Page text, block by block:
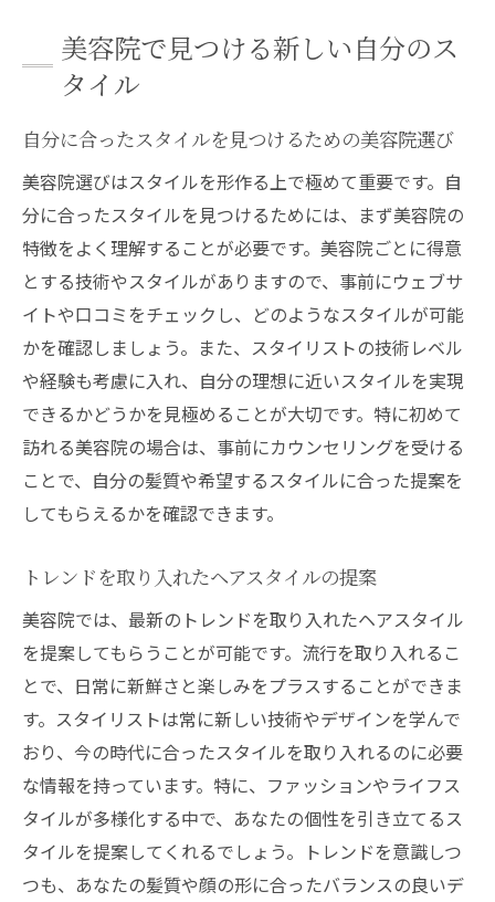
スタイリストとのコミュニケーションで理
想のスタイルを実現
美容院を活用した定期的なイメージチェン
美容院のプロが教えるスタイルの見つけ方
スタイリストが教えるスタイル選びのポイ
ント
髪質や顔の形に合わせたスタイル提案
美容院でのカウンセリングの活用法
プロがお勧めするトレンドスタイル
日常に溶け込むナチュラルスタイルの選び
方
美容院でのスタイル相談のコツ
美容院を最大限に活用してスタイルを格上げ
美容院で得られるスタイルアップの秘訣
美容院での新技術を取り入れたスタイル提
案
プロの知識を活用した自宅ケアの方法
美容院を活用したトレンド感のあるスタイ
ルの実現
自分らしいスタイルを継続するための美容
院活用法
美容院で見つける新しい自分のス
タイル
自分に合ったスタイルを見つけるための美容院選び
美容院選びはスタイルを形作る上で極めて重要です。自
分に合ったスタイルを見つけるためには、まず美容院の
特徴をよく理解することが必要です。美容院ごとに得意
とする技術やスタイルがありますので、事前にウェブサ
イトや口コミをチェックし、どのようなスタイルが可能
かを確認しましょう。また、スタイリストの技術レベル
や経験も考慮に入れ、自分の理想に近いスタイルを実現
できるかどうかを見極めることが大切です。特に初めて
訪れる美容院の場合は、事前にカウンセリングを受ける
ことで、自分の髪質や希望するスタイルに合った提案を
してもらえるかを確認できます。
トレンドを取り入れたヘアスタイルの提案
美容院では、最新のトレンドを取り入れたヘアスタイル
を提案してもらうことが可能です。流行を取り入れるこ
とで、日常に新鮮さと楽しみをプラスすることができま
す。スタイリストは常に新しい技術やデザインを学んで
おり、今の時代に合ったスタイルを取り入れるのに必要
な情報を持っています。特に、ファッションやライフス
タイルが多様化する中で、あなたの個性を引き立てるス
タイルを提案してくれるでしょう。トレンドを意識しつ
つも、あなたの髪質や顔の形に合ったバランスの良いデ